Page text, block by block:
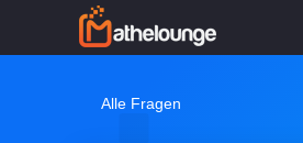
Alle Fragen